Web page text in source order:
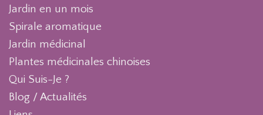
Jardin en un mois
Spirale aromatique
Jardin médicinal
Plantes médicinales chinoises
Qui Suis-Je ?
Blog / Actualités